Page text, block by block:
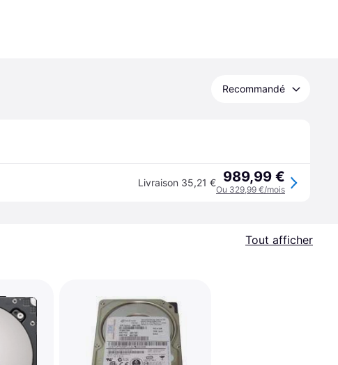
Recommandé
Livraison 35,21 € 989,99 €
Ou 329,99 €/mois
Tout afficher